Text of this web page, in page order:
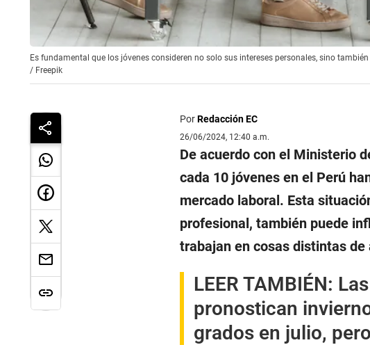
Es fundamental que los jóvenes consideren no solo sus intereses personales, sino
/ Freepik
PorRedacción EC
26/06/2024, 12:40 a.m.
De acuerdo con el Ministerio
cada 10 jóvenes en el Perú
mercado laboral. Esta
profesional, también puede
trabajan en cosas distintas
LEER TAMBIÉN:
pronostican
grados en julio,